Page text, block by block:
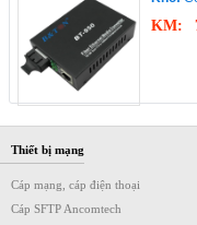
KM:
Thiết bị mạng
Cáp mạng, cáp điện thoại
Cáp SFTP Ancomtech